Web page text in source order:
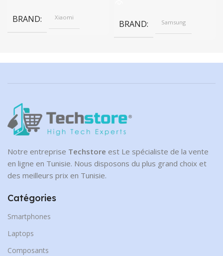
BRAND Xiaomi
BRAND Samsung
Notre entreprise Techstore est Le spécialiste de la vente
en ligne en Tunisie. Nous disposons du plus grand choix et
des meilleurs prix en Tunisie.
Catégories
Smartphones
Laptops
Composants